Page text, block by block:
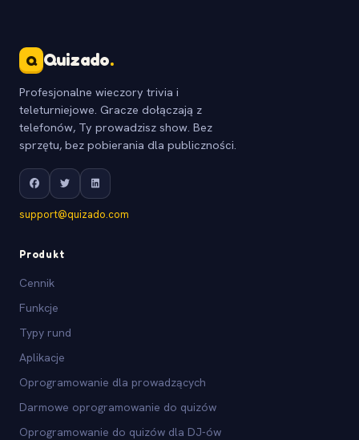
Q Quizado.
Profesjonalne wieczory trivia i
teleturniejowe. Gracze dołączają z
telefonów, Ty prowadzisz show. Bez
sprzętu, bez pobierania dla publiczności.
support@quizado.com
Produkt
Cennik
Funkcje
Typy rund
Aplikacje
Oprogramowanie dla prowadzących
Darmowe oprogramowanie do quizów
Oprogramowanie do quizów dla DJ-ów